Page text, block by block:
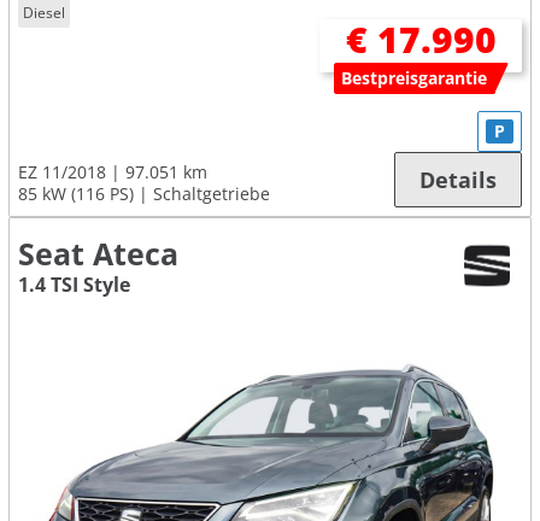
Diesel
€ 17.990
Bestpreisgarantie
EZ 11/2018
97.051 km
85 kW (116 PS)
Schaltgetriebe
P
Details
Seat Ateca
1.4 TSI Style